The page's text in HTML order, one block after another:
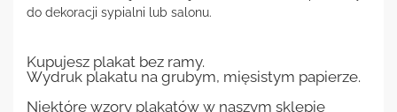
do dekoracji sypialni lub salonu.
Kupujesz plakat bez ramy.
Wydruk plakatu na grubym, mięsistym papierze.
Niektóre wzory plakatów w naszym sklepie